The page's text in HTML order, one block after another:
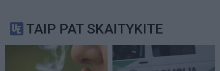
TAIP PAT SKAITYKITE